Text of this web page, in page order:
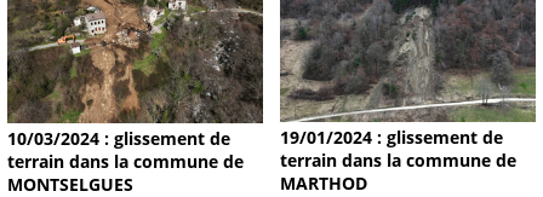
10/03/2024 : glissement de
terrain dans la commune de
MONTSELGUES
19/01/2024 : glissement de
terrain dans la commune de
MARTHOD